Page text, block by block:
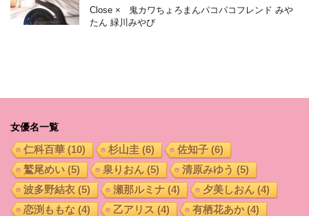
Close × 鬼カワちょろまんパコパコフレンド みや
たん 緑川みやび
女優名一覧
仁科百華(10) 杉山圭(6) 佐知子(6)
鷲尾めい(5) 泉りおん (5) 清原みゆう (5)
波多野結衣(5) 瀬那ルミナ(4) 夕美しおん (4)
恋渕ももな (4) 乙アリス (4) 有栖花あか(4)